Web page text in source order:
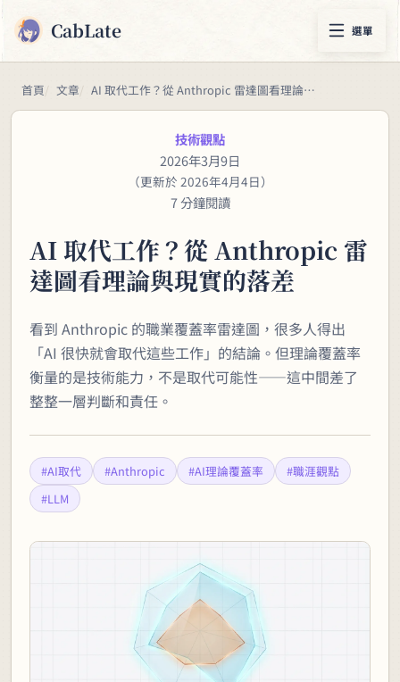
CabLate 選單
首頁 文章 AI 取代工作？從 Anthropic 雷達圖看理論與現實的落差
技術觀點
2026年3月9日
（更新於 2026年4月4日）
7 分鐘閱讀
AI 取代工作？從 Anthropic 雷
達圖看理論與現實的落差
看到 Anthropic 的職業覆蓋率雷達圖，很多人得出
「AI 很快就會取代這些工作」的結論。但理論覆蓋率
衡量的是技術能力，不是取代可能性——這中間差了
整整一層判斷和責任。
#AI取代 #Anthropic #AI理論覆蓋率
#職涯觀點
#LLM